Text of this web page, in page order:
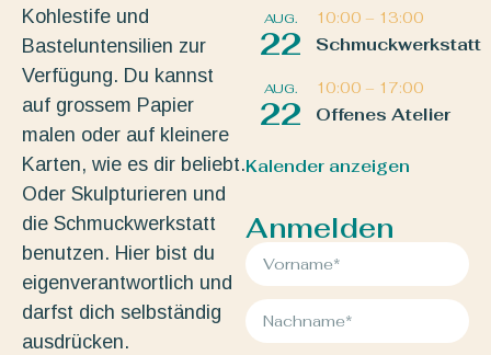
Kohlestife und
Basteluntensilien zur
Verfügung. Du kannst
auf grossem Papier
malen oder auf kleinere
Karten, wie es dir beliebt.
Oder Skulpturieren und
die Schmuckwerkstatt
benutzen. Hier bist du
eigenverantwortlich und
darfst dich selbständig
ausdrücken.
AUG.
22
10:00 – 13:00
Schmuckwerkstatt
AUG.
22
10:00 – 17:00
Offenes Atelier
Kalender anzeigen
Anmelden